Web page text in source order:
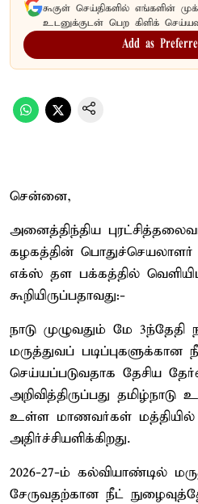
கூகுள் செய்திகளில் எங்களின்
உடனுக்குடன் பெற கிளிக்
Add as
சென்னை,
அனைத்திந்திய
கழகத்தின் பொதுச்செயலாளர்
எக்ஸ் தள பக்கத்தில்
கூறியிருப்பதாவது:-
நாடு முழுவதும் மே
மருத்துவப் படிப்புகளுக்கான
செய்யப்படுவதாக தேசிய
அறிவித்திருப்பது தமிழ்நாடு
உள்ள மாணவர்கள் மத்தியில்
அதிர்ச்சியளிக்கிறது.
2026-27-ம் கல்வியாண்டில்
சேருவதற்கான நீட்